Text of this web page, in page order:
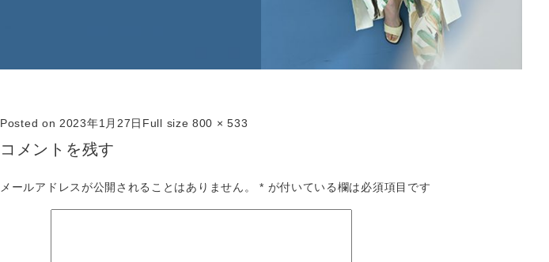
Posted on 2023年1月27日 Full size800 × 533
コメントを残す
メールアドレスが公開されることはありません。 * が付いている欄は必須項目です